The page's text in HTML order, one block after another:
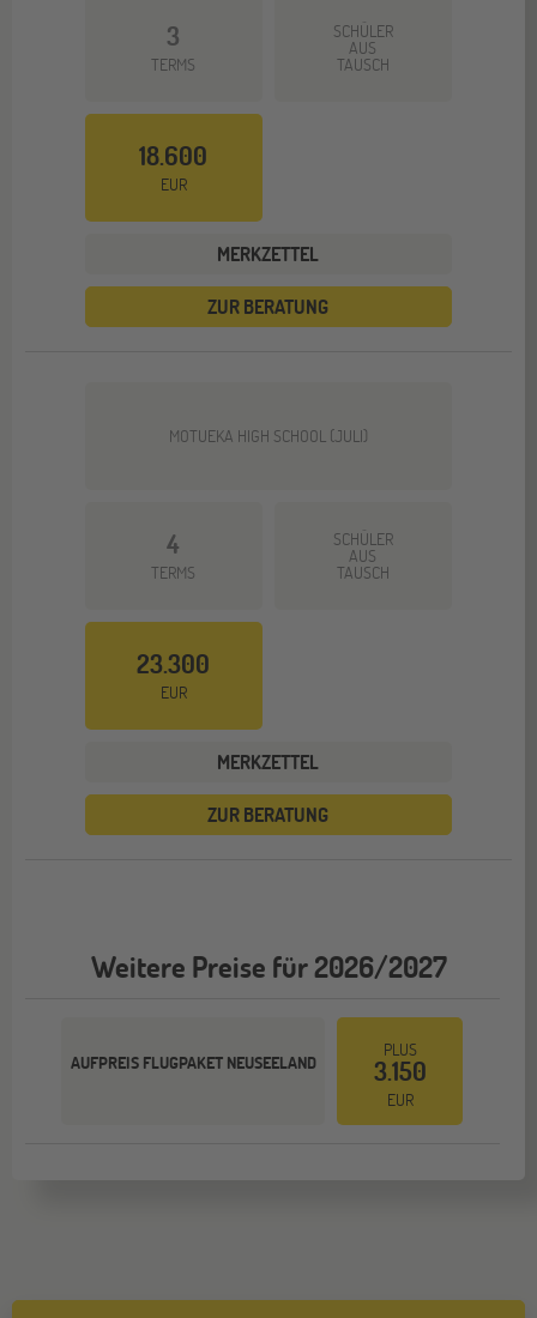
3
TERMS
SCHÜLER
AUS
TAUSCH
18.600
EUR
MERKZETTEL
ZUR BERATUNG
MOTUEKA HIGH SCHOOL (JULI)
4
TERMS
SCHÜLER
AUS
TAUSCH
23.300
EUR
MERKZETTEL
ZUR BERATUNG
Weitere Preise für 2026/2027
AUFPREIS FLUGPAKET NEUSEELAND
PLUS
3.150
EUR